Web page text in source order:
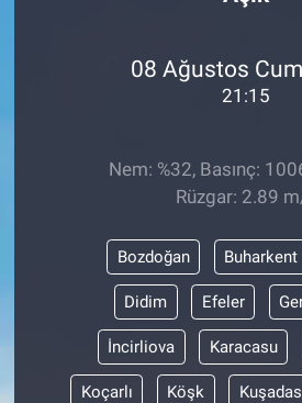
08 Ağustos
21:15
Nem: %32, Basınç:
Rüzgar: 2.89
Bozdoğan Buharkent
Didim Efeler
İncirliova Karacasu
Koçarlı Köşk